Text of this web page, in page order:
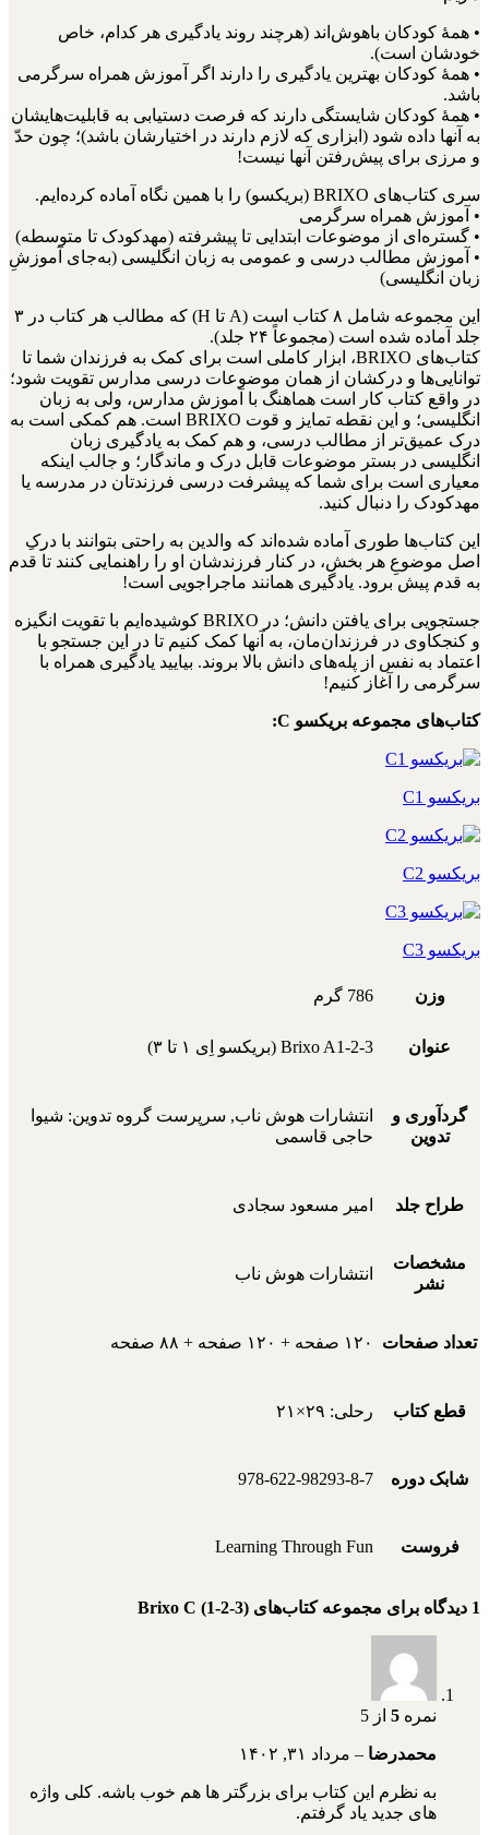
• همۀ کودکان باهوش‌اند (هرچند روند یادگیری هر کدام، خاص
خودشان است).
• همۀ کودکان بهترین یادگیری را دارند اگر آموزش همراه سرگرمی
باشد.
• همۀ کودکان شایستگی دارند که فرصت دستیابی به قابلیت‌هایشان
به آنها داده شود (ابزاری که لازم دارند در اختیارشان باشد)؛ چون حدّ
و مرزی برای پیش‌رفتن آنها نیست!
سری کتاب‌های BRIXO (بریکسو) را با همین نگاه آماده کرده‌ایم.
• آموزش همراه سرگرمی
• گستره‌ای از موضوعات ابتدایی تا پیشرفته (مهدکودک تا متوسطه)
• آموزش مطالب درسی و عمومی به زبان انگلیسی (به‌جای آموزشِ
زبان انگلیسی)
این مجموعه شامل ۸ کتاب است (A تا H) که مطالب هر کتاب در ۳
جلد آماده شده است (مجموعاً ۲۴ جلد).
کتاب‌های BRIXO، ابزار کاملی است برای کمک به فرزندان شما تا
توانایی‌ها و درکشان از همان موضوعات درسی مدارس تقویت شود؛
در واقع کتاب کار است هماهنگ با آموزش مدارس، ولی به زبان
انگلیسی؛ و این نقطه تمایز و قوت BRIXO است. هم کمکی است به
درک عمیق‌تر از مطالب درسی، و هم کمک به یادگیری زبان
انگلیسی در بستر موضوعات قابل درک و ماندگار؛ و جالب اینکه
معیاری است برای شما که پیشرفت درسی فرزندتان در مدرسه یا
مهدکودک را دنبال کنید.
این کتاب‌ها طوری آماده شده‌اند که والدین به راحتی بتوانند با درکِ
اصل موضوعِ هر بخش، در کنار فرزندشان او را راهنمایی کنند تا قدم
به قدم پیش برود. یادگیری همانند ماجراجویی است!
جستجویی برای یافتن دانش؛ در BRIXO کوشیده‌ایم با تقویت انگیزه
و کنجکاوی در فرزندان‌مان، به آنها کمک کنیم تا در این جستجو با
اعتماد به نفس از پله‌های دانش بالا بروند. بیایید یادگیری همراه با
سرگرمی را آغاز کنیم!
کتاب‌های مجموعه بریکسو C:
بریکسو C1
بریکسو C2
بریکسو C3
وزن 786 گرم
عنوان Brixo A1-2-3 (بریکسو اِی ۱ تا ۳)
گردآوری و
تدوین
انتشارات هوش ناب, سرپرست گروه تدوین: شیوا
حاجی قاسمی
طراح جلد امیر مسعود سجادی
مشخصات
نشر
انتشارات هوش ناب
تعداد صفحات ۱۲۰ صفحه + ۱۲۰ صفحه + ۸۸ صفحه
قطع کتاب رحلی: ۲۹×۲۱
شابک دوره 978-622-98293-8-7
فروست Learning Through Fun
1 دیدگاه برای مجموعه کتاب‌های Brixo C (1-2-3)
نمره 5 از 5
محمدرضا – مرداد ۳۱, ۱۴۰۲
به نظرم این کتاب برای بزرگتر ها هم خوب باشه. کلی واژه
های جدید یاد گرفتم.